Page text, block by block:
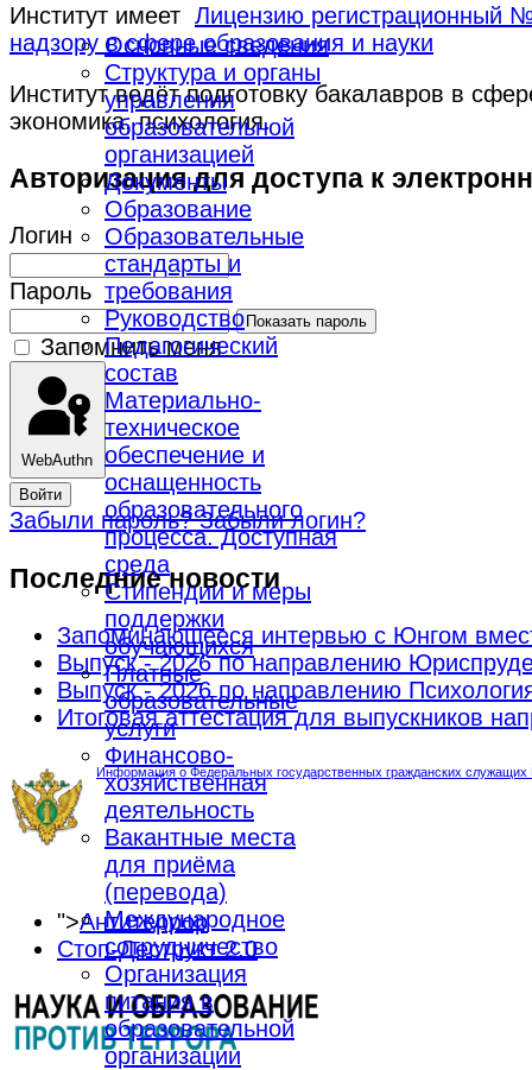
Основные сведения
Структура и органы
управления
образовательной
организацией
Документы
Образование
Образовательные
стандарты и
требования
Руководство
Педагогический
состав
Материально-
техническое
обеспечение и
оснащенность
образовательного
процесса. Доступная
среда
Стипендии и меры
поддержки
обучающихся
Платные
образовательные
услуги
Финансово-
хозяйственная
деятельность
Вакантные места
для приёма
(перевода)
Международное
сотрудничество
Организация
питания в
образовательной
организации
Институт имеет Лицензию регистрационный
надзору в сфере образования и науки
Институт ведёт подготовку бакалавров в
экономика, психология.
Авторизация для доступа к
Логин
Пароль
Показать пароль
Запомнить меня
WebAuthn
Войти
Забыли пароль?Забыли логин?
Последние новости
Запоминающееся интервью с Юнгом
Выпуск - 2026 по направлению
Выпуск - 2026 по направлению
Итоговая аттестация для выпускников
Информация о Федеральных государственных гражданских
">Антитеррор
Стоп-Деструкт 2.0